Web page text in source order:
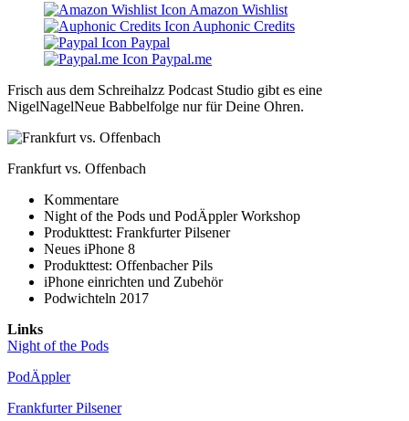
Amazon Wishlist
Auphonic Credits
Paypal
Paypal.me
Frisch aus dem Schreihalzz Podcast Studio gibt es eine
NigelNagelNeue Babbelfolge nur für Deine Ohren.
Frankfurt vs. Offenbach
Kommentare
Night of the Pods und PodÄppler Workshop
Produkttest: Frankfurter Pilsener
Neues iPhone 8
Produkttest: Offenbacher Pils
iPhone einrichten und Zubehör
Podwichteln 2017
Links
Night of the Pods
PodÄppler
Frankfurter Pilsener